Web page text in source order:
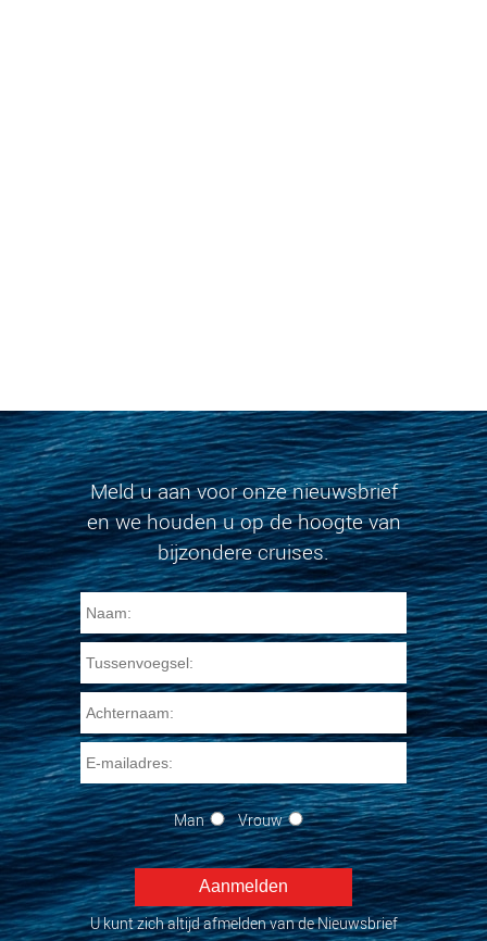
Meld u aan voor onze nieuwsbrief
en we houden u op de hoogte van
bijzondere cruises.
Man Vrouw
U kunt zich altijd afmelden van de Nieuwsbrief